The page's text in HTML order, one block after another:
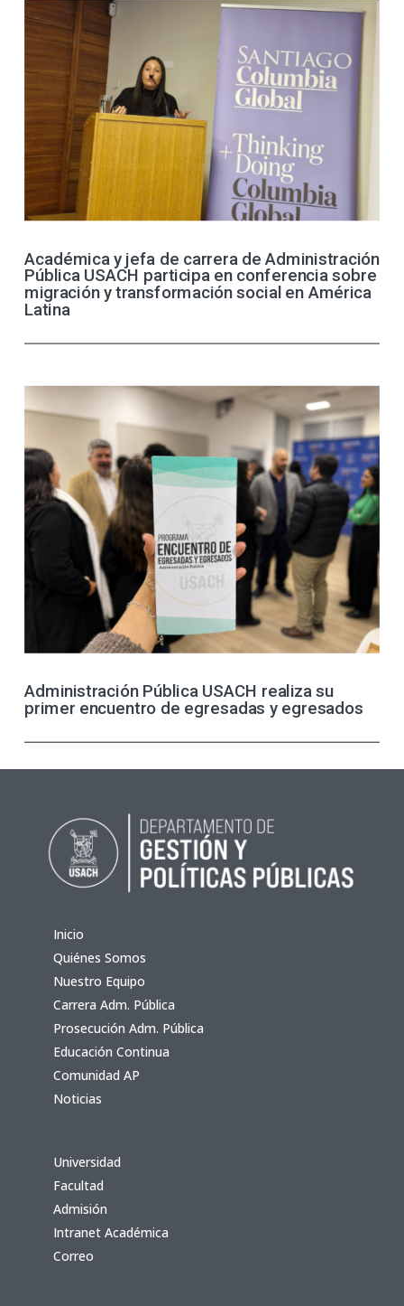
Académica y jefa de carrera de Administración
Pública USACH participa en conferencia sobre
migración y transformación social en América
Latina
Administración Pública USACH realiza su
primer encuentro de egresadas y egresados
Inicio
Quiénes Somos
Nuestro Equipo
Carrera Adm. Pública
Prosecución Adm. Pública
Educación Continua
Comunidad AP
Noticias
Universidad
Facultad
Admisión
Intranet Académica
Correo